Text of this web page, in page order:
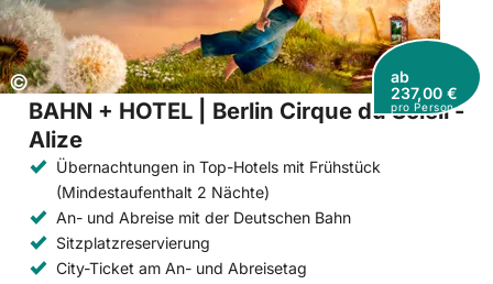
Copyright:
©
ab
237,00 €
pro Person
BAHN + HOTEL | Berlin Cirque du Soleil -
Alize
Übernachtungen in Top-Hotels mit Frühstück
(Mindestaufenthalt 2 Nächte)
An- und Abreise mit der Deutschen Bahn
Sitzplatzreservierung
City-Ticket am An- und Abreisetag